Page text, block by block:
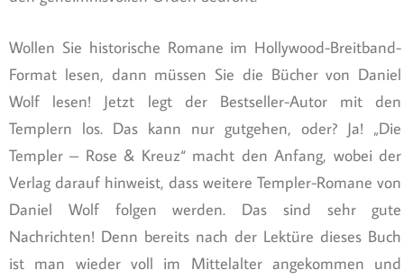
Wollen Sie historische Romane im Hollywood-Breitband-
Format lesen, dann müssen Sie die Bücher von Daniel
Wolf lesen! Jetzt legt der Bestseller-Autor mit den
Templern los. Das kann nur gutgehen, oder? Ja! „Die
Templer – Rose & Kreuz“ macht den Anfang, wobei der
Verlag darauf hinweist, dass weitere Templer-Romane von
Daniel Wolf folgen werden. Das sind sehr gute
Nachrichten! Denn bereits nach der Lektüre dieses Buch
ist man wieder voll im Mittelalter angekommen und